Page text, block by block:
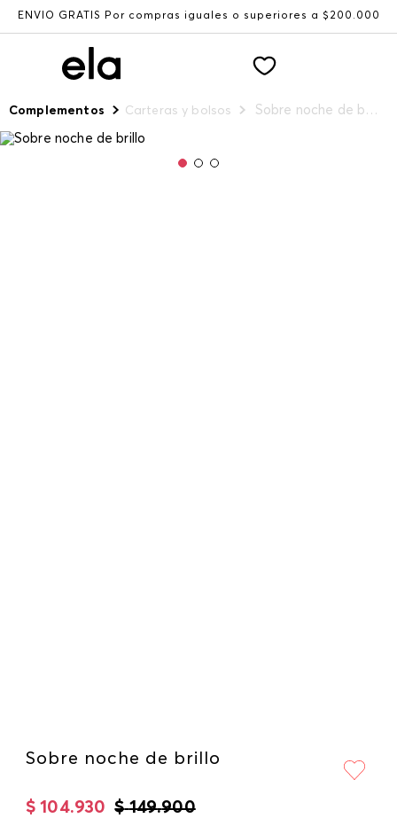
ENVÍO GRATIS Por compras iguales o superiores a $200.000
Complementos Carteras y bolsos Sobre noche de brillo
Sobre noche de brillo
$ 149.900
$ 104.930